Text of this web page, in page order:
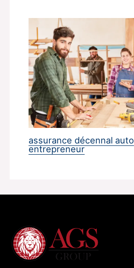
assurance décennal auto
entrepreneur